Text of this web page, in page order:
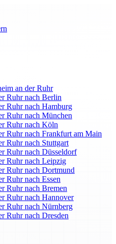
an der Ruhr
Ruhr nach Berlin
Ruhr nach Hamburg
Ruhr nach München
Ruhr nach Köln
Ruhr nach Frankfurt am Main
Ruhr nach Stuttgart
Ruhr nach Düsseldorf
Ruhr nach Leipzig
Ruhr nach Dortmund
Ruhr nach Essen
Ruhr nach Bremen
Ruhr nach Hannover
Ruhr nach Nürnberg
Ruhr nach Dresden